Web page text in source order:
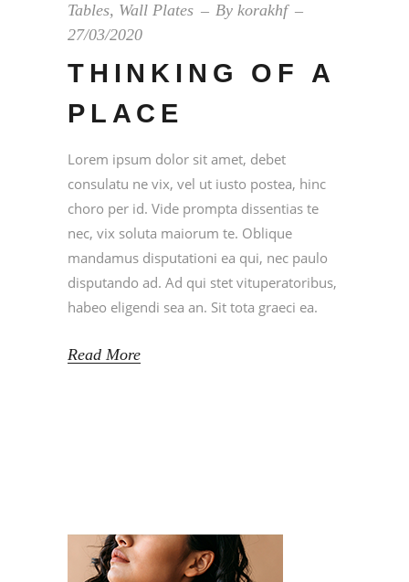
Tables, Wall Plates By korakhf
27/03/2020
THINKING OF A
PLACE
Lorem ipsum dolor sit amet, debet
consulatu ne vix, vel ut iusto postea, hinc
choro per id. Vide prompta dissentias te
nec, vix soluta maiorum te. Oblique
mandamus disputationi ea qui, nec paulo
disputando ad. Ad qui stet vituperatoribus,
habeo eligendi sea an. Sit tota graeci ea.
Read More